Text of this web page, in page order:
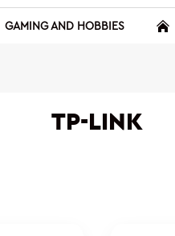
GAMING AND HOBBIES
TP-LINK